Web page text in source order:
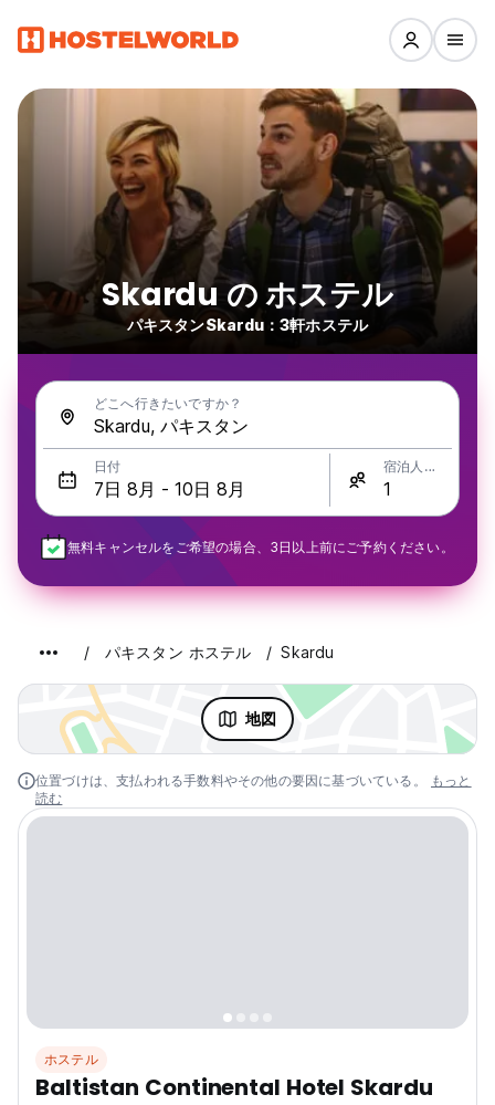
Skardu の ホステル
パキスタンSkardu：3軒ホステル
どこへ行きたいですか？
日付 宿泊人数
無料キャンセルをご希望の場合、3日以上前にご予約ください。
パキスタン ホステル Skardu
地図
位置づけは、支払われる手数料やその他の要因に基づいている。
もっと
読む
ホステル
Baltistan Continental Hotel Skardu